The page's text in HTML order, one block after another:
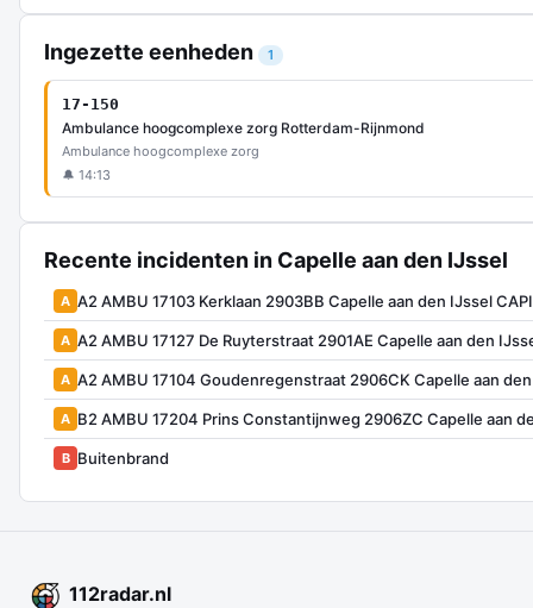
Ingezette eenheden 1
17-150
Ambulance hoogcomplexe zorg Rotterdam-Rijnmond
Ambulance hoogcomplexe zorg
🔔 14:13
Recente incidenten in Capelle aan den IJssel
A A2 AMBU 17103 Kerklaan 2903BB Capelle aan den IJssel
A A2 AMBU 17127 De Ruyterstraat 2901AE Capelle aan den
A A2 AMBU 17104 Goudenregenstraat 2906CK Capelle aan
A B2 AMBU 17204 Prins Constantijnweg 2906ZC Capelle aan
B Buitenbrand
112radar.nl